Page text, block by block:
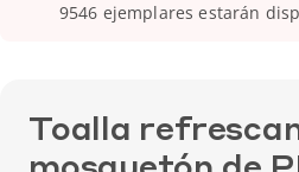
9546 ejemplares estarán
Toalla